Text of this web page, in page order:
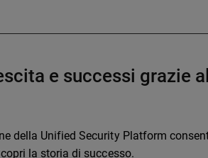
e successi grazie
della Unified Security Platform
la storia di successo.